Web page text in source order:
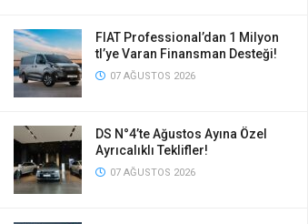
FIAT Professional’dan 1 Milyon
tl’ye Varan Finansman Desteği!
07 AĞUSTOS 2026
DS N°4’te Ağustos Ayına Özel
Ayrıcalıklı Teklifler!
07 AĞUSTOS 2026